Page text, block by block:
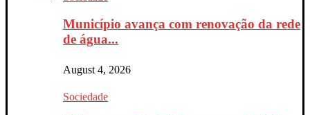
Município avança com renovação da rede
de água...
August 4, 2026
Sociedade